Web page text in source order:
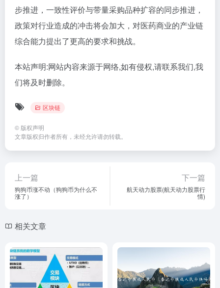
步推进，一致性评价与带量采购品种扩容的同步推进，
政策对行业造成的冲击将会加大，对医药商业的产业链
综合能力提出了更高的要求和挑战。
本站声明:网站内容来源于网络,如有侵权,请联系我们,我
们将及时删除。
区块链
© 版权声明
文章版权归作者所有，未经允许请勿转载。
上一篇
狗狗币涨不动（狗狗币为什么不
涨了）
下一篇
航天动力股票(航天动力股票行
情)
相关文章